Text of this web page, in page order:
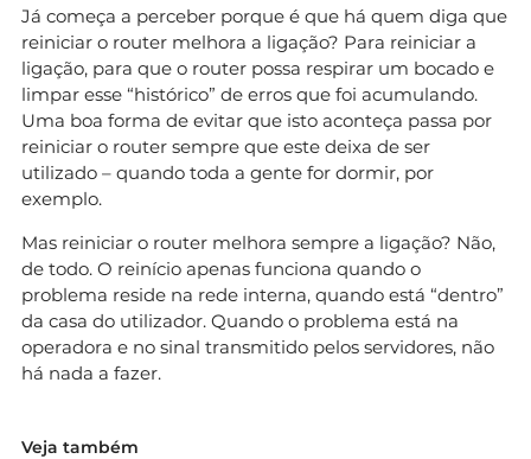
Já começa a perceber porque é que há quem diga que
reiniciar o router melhora a ligação? Para reiniciar a
ligação, para que o router possa respirar um bocado e
limpar esse “histórico” de erros que foi acumulando.
Uma boa forma de evitar que isto aconteça passa por
reiniciar o router sempre que este deixa de ser
utilizado – quando toda a gente for dormir, por
exemplo.
Mas reiniciar o router melhora sempre a ligação? Não,
de todo. O reinício apenas funciona quando o
problema reside na rede interna, quando está “dentro”
da casa do utilizador. Quando o problema está na
operadora e no sinal transmitido pelos servidores, não
há nada a fazer.
Veja também